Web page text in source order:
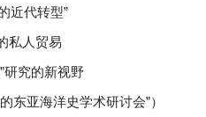
近代转型”
私人贸易
研究的新视野
东亚海洋史学术研讨会”）